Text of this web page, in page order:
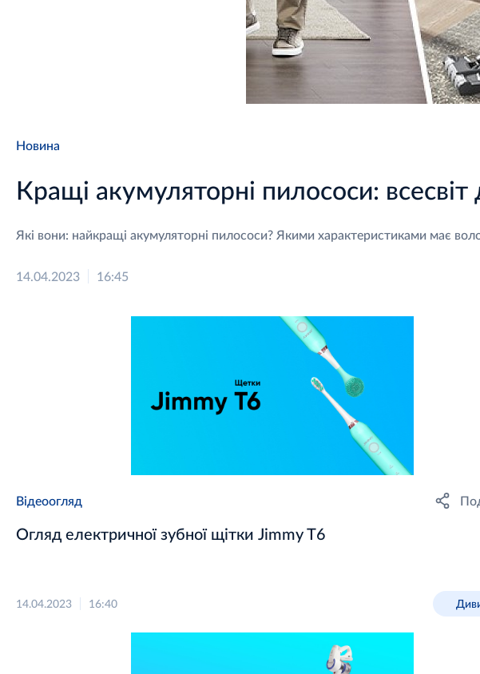
Новина
Кращі акумуляторні пилососи: всесвіт
Які вони: найкращі акумуляторні пилососи? Якими характеристиками має
14.04.2023 16:45
Відеоогляд
Огляд електричної зубної щітки Jimmy T6
14.04.2023 16:40